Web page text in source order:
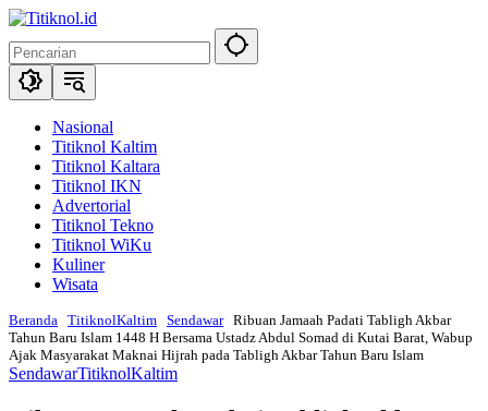
Langsung
konten
Nasional
Titiknol Kaltim
Titiknol Kaltara
Titiknol IKN
Advertorial
Titiknol Tekno
Titiknol WiKu
Kuliner
Wisata
Beranda TitiknolKaltim Sendawar Ribuan Jamaah Padati Tabligh Akbar
Tahun Baru Islam 1448 H Bersama Ustadz Abdul Somad di Kutai Barat, Wabup
Ajak Masyarakat Maknai Hijrah pada Tabligh Akbar Tahun Baru Islam
SendawarTitiknolKaltim